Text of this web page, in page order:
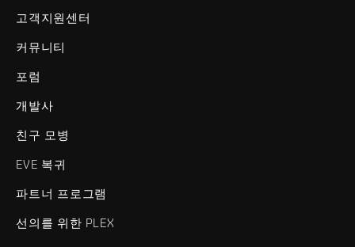
고객지원센터
커뮤니티
포럼
개발사
친구 모병
EVE 복귀
파트너 프로그램
선의를 위한 PLEX